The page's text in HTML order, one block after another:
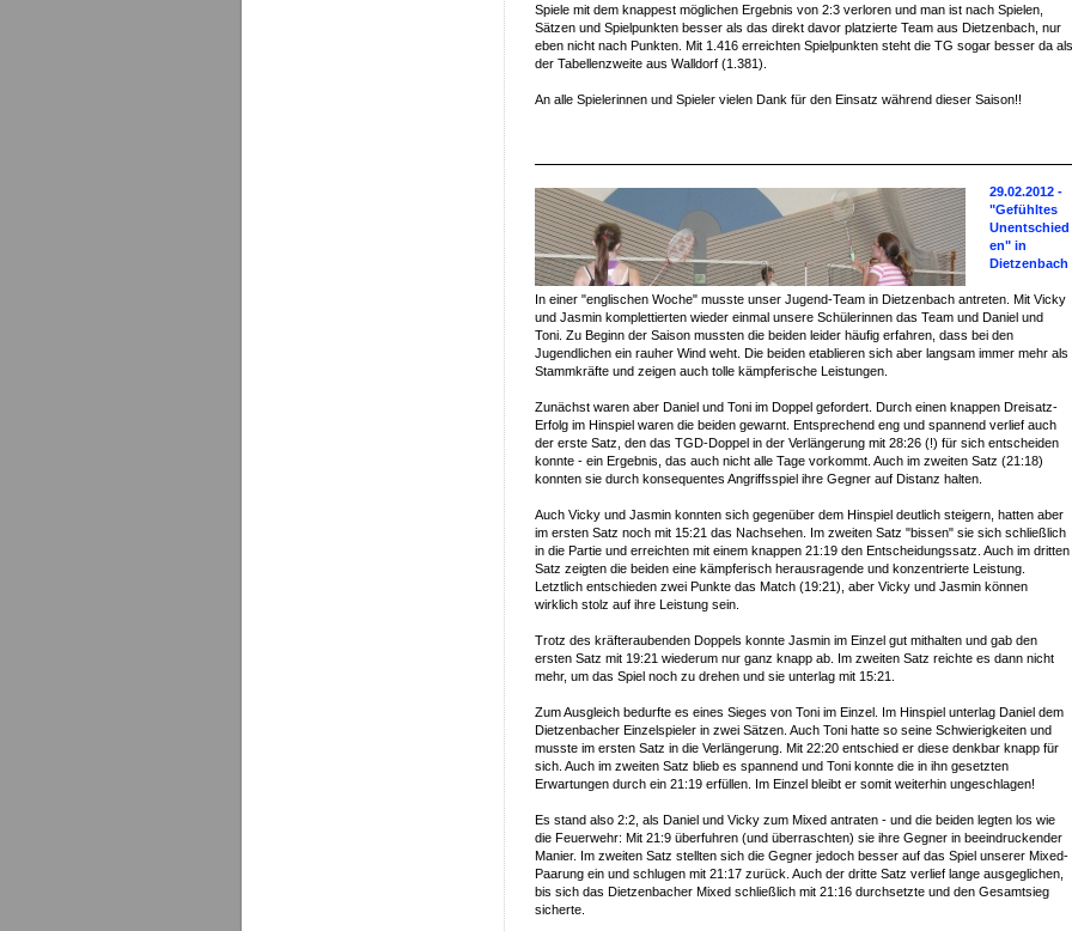
Spiele mit dem knappest möglichen Ergebnis von 2:3 verloren und man ist nach Spielen,
Sätzen und Spielpunkten besser als das direkt davor platzierte Team aus Dietzenbach, nur
eben nicht nach Punkten. Mit 1.416 erreichten Spielpunkten steht die TG sogar besser da als
der Tabellenzweite aus Walldorf (1.381).
An alle Spielerinnen und Spieler vielen Dank für den Einsatz während dieser Saison!!
29.02.2012 -
"Gefühltes
Unentschied
en" in
Dietzenbach
In einer "englischen Woche" musste unser Jugend-Team in Dietzenbach antreten. Mit Vicky
und Jasmin komplettierten wieder einmal unsere Schülerinnen das Team und Daniel und
Toni. Zu Beginn der Saison mussten die beiden leider häufig erfahren, dass bei den
Jugendlichen ein rauher Wind weht. Die beiden etablieren sich aber langsam immer mehr als
Stammkräfte und zeigen auch tolle kämpferische Leistungen.
Zunächst waren aber Daniel und Toni im Doppel gefordert. Durch einen knappen Dreisatz-
Erfolg im Hinspiel waren die beiden gewarnt. Entsprechend eng und spannend verlief auch
der erste Satz, den das TGD-Doppel in der Verlängerung mit 28:26 (!) für sich entscheiden
konnte - ein Ergebnis, das auch nicht alle Tage vorkommt. Auch im zweiten Satz (21:18)
konnten sie durch konsequentes Angriffsspiel ihre Gegner auf Distanz halten.
Auch Vicky und Jasmin konnten sich gegenüber dem Hinspiel deutlich steigern, hatten aber
im ersten Satz noch mit 15:21 das Nachsehen. Im zweiten Satz "bissen" sie sich schließlich
in die Partie und erreichten mit einem knappen 21:19 den Entscheidungssatz. Auch im dritten
Satz zeigten die beiden eine kämpferisch herausragende und konzentrierte Leistung.
Letztlich entschieden zwei Punkte das Match (19:21), aber Vicky und Jasmin können
wirklich stolz auf ihre Leistung sein.
Trotz des kräfteraubenden Doppels konnte Jasmin im Einzel gut mithalten und gab den
ersten Satz mit 19:21 wiederum nur ganz knapp ab. Im zweiten Satz reichte es dann nicht
mehr, um das Spiel noch zu drehen und sie unterlag mit 15:21.
Zum Ausgleich bedurfte es eines Sieges von Toni im Einzel. Im Hinspiel unterlag Daniel dem
Dietzenbacher Einzelspieler in zwei Sätzen. Auch Toni hatte so seine Schwierigkeiten und
musste im ersten Satz in die Verlängerung. Mit 22:20 entschied er diese denkbar knapp für
sich. Auch im zweiten Satz blieb es spannend und Toni konnte die in ihn gesetzten
Erwartungen durch ein 21:19 erfüllen. Im Einzel bleibt er somit weiterhin ungeschlagen!
Es stand also 2:2, als Daniel und Vicky zum Mixed antraten - und die beiden legten los wie
die Feuerwehr: Mit 21:9 überfuhren (und überraschten) sie ihre Gegner in beeindruckender
Manier. Im zweiten Satz stellten sich die Gegner jedoch besser auf das Spiel unserer Mixed-
Paarung ein und schlugen mit 21:17 zurück. Auch der dritte Satz verlief lange ausgeglichen,
bis sich das Dietzenbacher Mixed schließlich mit 21:16 durchsetzte und den Gesamtsieg
sicherte.